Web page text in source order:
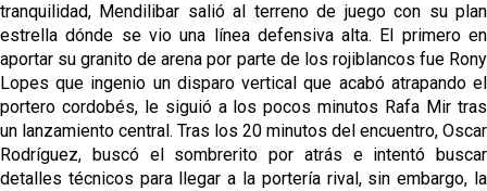
tranquilidad, Mendilibar salió al terreno de juego con su plan
estrella dónde se vio una línea defensiva alta. El primero en
aportar su granito de arena por parte de los rojiblancos fue Rony
Lopes que ingenio un disparo vertical que acabó atrapando el
portero cordobés, le siguió a los pocos minutos Rafa Mir tras
un lanzamiento central. Tras los 20 minutos del encuentro, Oscar
Rodríguez, buscó el sombrerito por atrás e intentó buscar
detalles técnicos para llegar a la portería rival, sin embargo, la